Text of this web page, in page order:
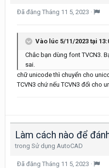
Đã đăng Tháng 11 5, 2023 ·
Vào lúc 5/11/2023 tại
Chắc bạn dùng font TVCN3.
sai.
chữ unicode thì chuyển cho
TCVN3 chứ nếu TCVN3 đổi cho
trong Sử dụng AutoCAD
Đã đăng Tháng 11 5, 2023 ·